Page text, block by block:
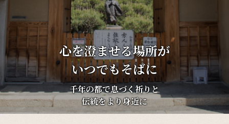
心を澄ませる場所が
いつでもそばに
千年の都で息づく祈りと
伝統をより身近に